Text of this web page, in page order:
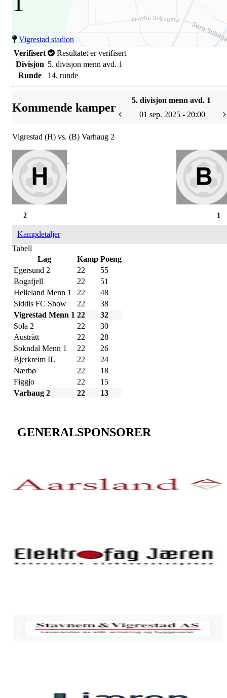
Vigrestad stadion
Verifisert
Resultatet er verifisert
Divisjon 5. divisjon menn avd. 1
Runde
14. runde
Kommende kamper
5. divisjon menn avd. 1
01 sep. 2025 - 20:00
Vigrestad (H) vs. (B) Varhaug 2
-
1
2
Kampdetaljer
Tabell
Lag
Kamp Poeng
Egersund 2
22
55
Bogafjell
22
51
Helleland Menn 1
22
48
Siddis FC Show
22
38
Vigrestad Menn 1 22
32
Sola 2
22
30
Austrått
22
28
Sokndal Menn 1
22
26
Bjerkreim IL
22
24
Nærbø
22
18
Figgjo
22
15
Varhaug 2
22 13
GENERALSPONSORER